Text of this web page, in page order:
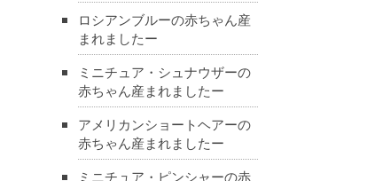
ロシアンブルーの赤ちゃん産
まれましたー
ミニチュア・シュナウザーの
赤ちゃん産まれましたー
アメリカンショートヘアーの
赤ちゃん産まれましたー
ミニチュア・ピンシャーの赤